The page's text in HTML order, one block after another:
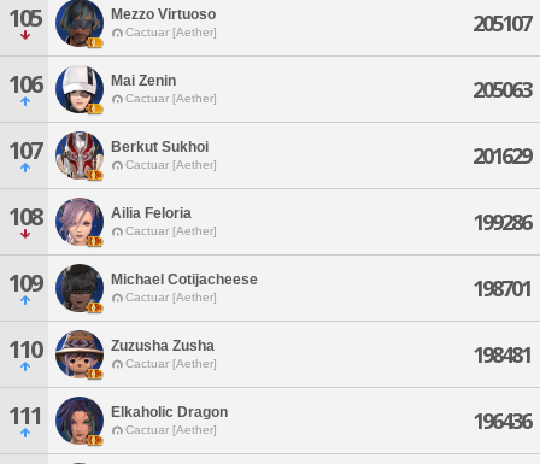
105 Mezzo Virtuoso
Cactuar [Aether] 205107
106 Mai Zenin
Cactuar [Aether] 205063
107 Berkut Sukhoi
Cactuar [Aether] 201629
108 Ailia Feloria
Cactuar [Aether] 199286
109 Michael Cotijacheese
Cactuar [Aether] 198701
110 Zuzusha Zusha
Cactuar [Aether] 198481
111 Elkaholic Dragon
Cactuar [Aether] 196436